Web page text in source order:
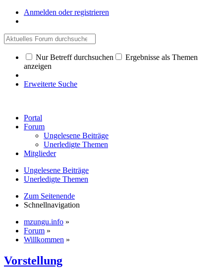
Anmelden oder registrieren
Nur Betreff durchsuchen
Ergebnisse als Themen
anzeigen
Erweiterte Suche
Portal
Forum
Ungelesene Beiträge
Unerledigte Themen
Mitglieder
Ungelesene Beiträge
Unerledigte Themen
Zum Seitenende
Schnellnavigation
mzungu.info »
Forum »
Willkommen »
Vorstellung